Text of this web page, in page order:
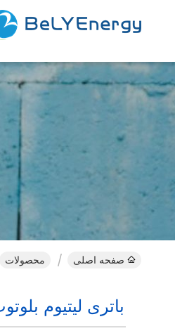
صفحه اصلی محصولات
باتری لیتیوم